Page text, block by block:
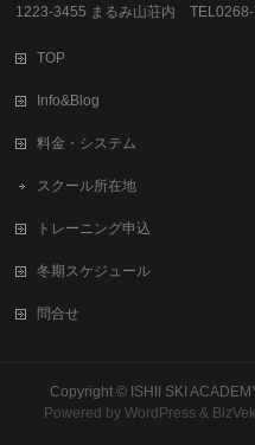
1223-3455 まるみ山荘内
TOP
Info&Blog
料金・システム
スクール所在地
トレーニング申込
冬期スケジュール
問合せ
Copyright © ISHII SKI
Powered byWordPress &